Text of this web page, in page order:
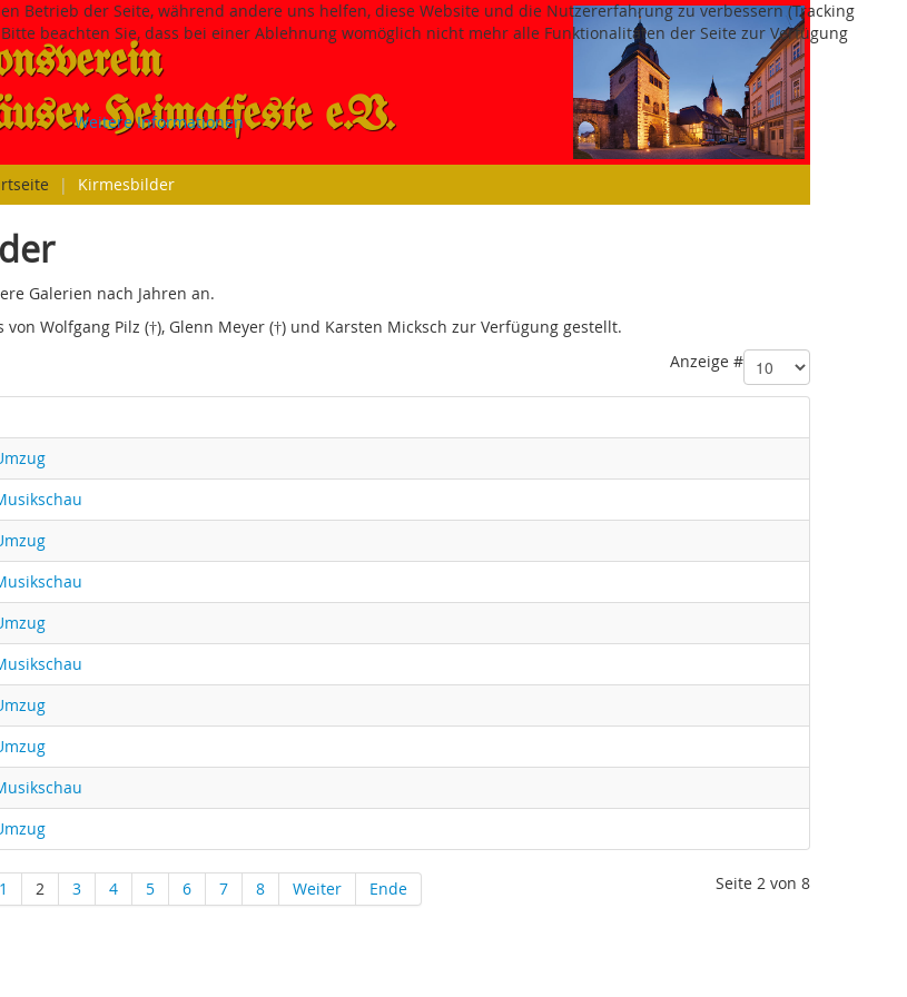
Heimatfeste e.V.
| Kirmesbilder
Galerien nach Jahren an.
von Wolfgang Pilz (†), Glenn Meyer (†) und Karsten Micksch zur Verfügung gestellt.
Anzeige #
Seite 2 von 8
1 2 3 4 5 6 7 8 Weiter Ende
Betrieb der Seite, während andere uns helfen, diese Website und die Nutzererfahrung zu verbessern (Tracking
beachten Sie, dass bei einer Ablehnung womöglich nicht mehr alle Funktionalitäten der Seite zur Verfügung
Weitere Informationen